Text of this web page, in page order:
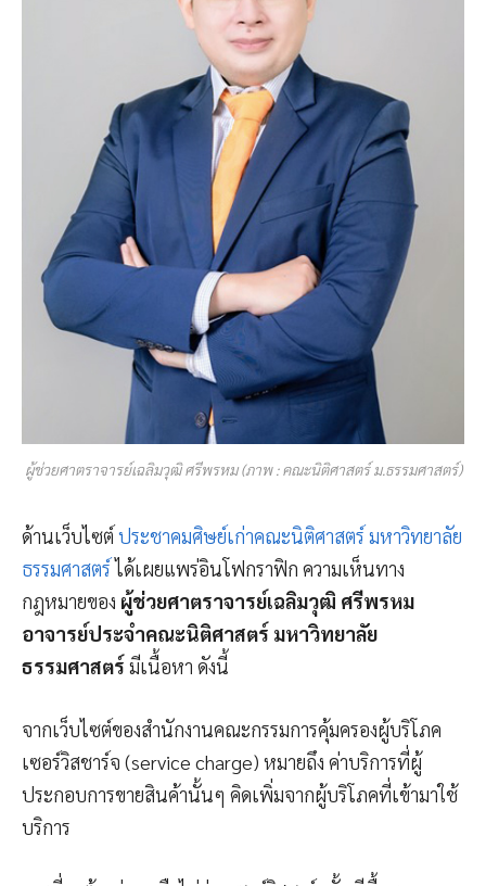
ผู้ช่วยศาตราจารย์เฉลิมวุฒิ ศรีพรหม (ภาพ : คณะนิติศาสตร์ ม.ธรรมศาสตร์)
ด้านเว็บไซต์ ประชาคมศิษย์เก่าคณะนิติศาสตร์ มหาวิทยาลัย
ธรรมศาสตร์ได้เผยแพร่อินโฟกราฟิก ความเห็นทาง
กฎหมายของ ผู้ช่วยศาตราจารย์เฉลิมวุฒิ ศรีพรหม
อาจารย์ประจำคณะนิติศาสตร์ มหาวิทยาลัย
ธรรมศาสตร์ มีเนื้อหา ดังนี้
จากเว็บไซต์ของสำนักงานคณะกรรมการคุ้มครองผู้บริโภค
เซอร์วิสชาร์จ (service charge) หมายถึง ค่าบริการที่ผู้
ประกอบการขายสินค้านั้นๆ คิดเพิ่มจากผู้บริโภคที่เข้ามาใช้
บริการ